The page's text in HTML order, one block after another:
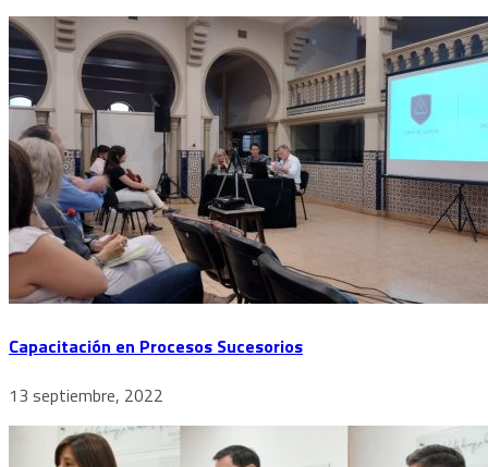
Capacitación en Procesos Sucesorios
13 septiembre, 2022